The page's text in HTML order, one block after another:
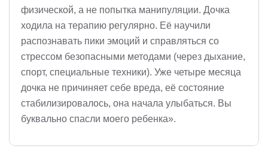
физической, а не попытка манипуляции. Дочка
ходила на терапию регулярно. Её научили
распознавать пики эмоций и справляться со
стрессом безопасными методами (через дыхание,
спорт, специальные техники). Уже четыре месяца
дочка не причиняет себе вреда, её состояние
стабилизировалось, она начала улыбаться. Вы
буквально спасли моего ребенка».